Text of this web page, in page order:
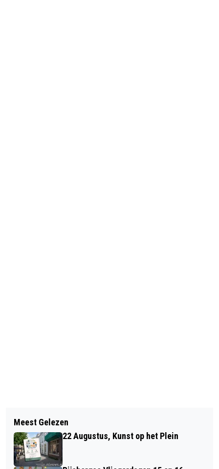
FORTISSIMO ZINGT WEER ALS
VANOUDS
SPOORDUWER STATION BERGEN OP
ZOOM AANGEHOUDEN
Meest Gelezen
22 Augustus, Kunst op het Plein